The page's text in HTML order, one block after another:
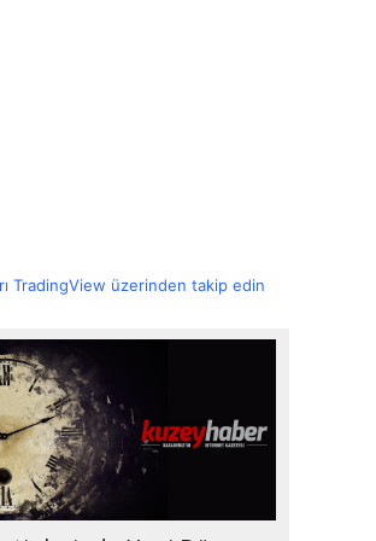
TradingView üzerinden takip edin